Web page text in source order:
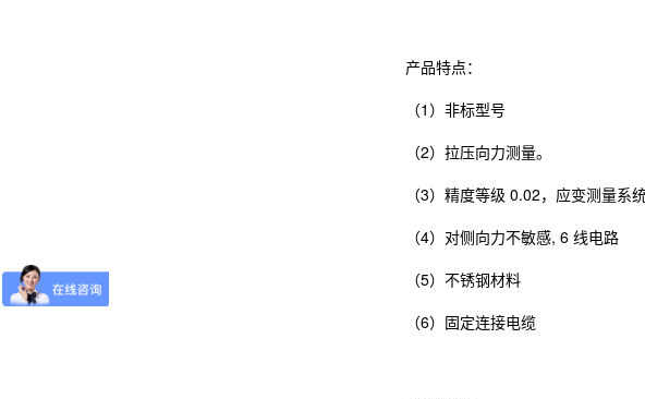
产品特点：
（1）非标型号
（2）拉压向力测量。
（3）精度等级 0.02，应变测量系
（4）对侧向力不敏感, 6 线电路
（5）不锈钢材料
（6）固定连接电缆